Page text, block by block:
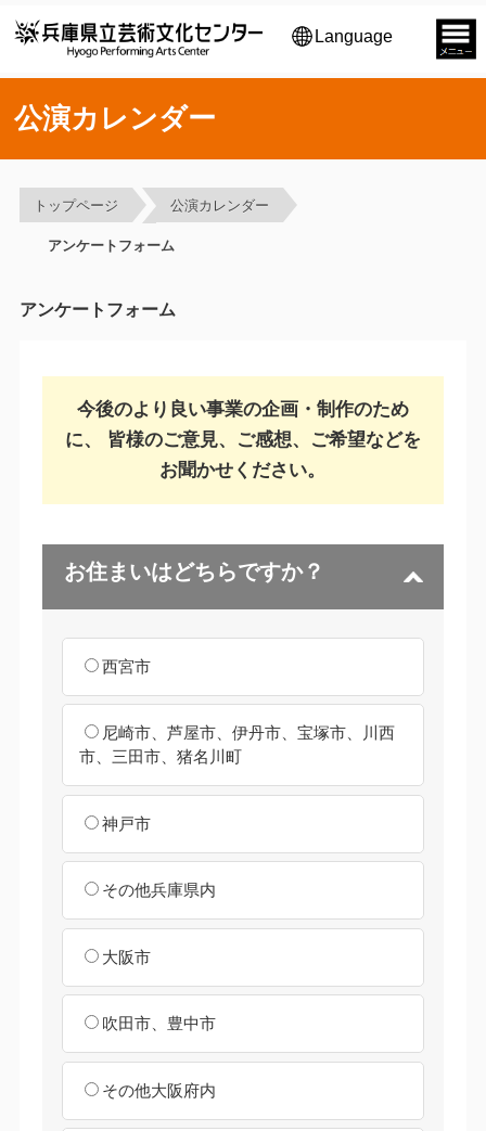
Language
公演カレンダー
トップページ 公演カレンダー
アンケートフォーム
アンケートフォーム
今後のより良い事業の企画・制作のため
に、
皆様のご意見、ご感想、ご希望などを
お聞かせください。
お住まいはどちらですか？
西宮市
尼崎市、芦屋市、伊丹市、宝塚市、川西
市、三田市、猪名川町
神戸市
その他兵庫県内
大阪市
吹田市、豊中市
その他大阪府内